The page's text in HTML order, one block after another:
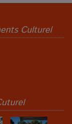
Culturel